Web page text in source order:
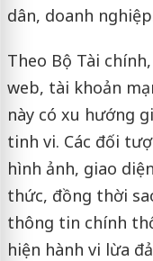
dân, doanh
Theo Bộ Tài
web, tài khoản
này có xu hướng
tinh vi. Các đối
hình ảnh, giao
thức, đồng thời
thông tin chính
hiện hành vi lừa